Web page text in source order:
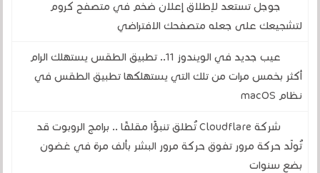
جوجل تستعد لإطلاق إعلان ضخم في متصفح كروم
لتشجيعك على جعله متصفحك الافتراضي
عيب جديد في الويندوز 11.. تطبيق الطقس يستهلك الرام
أكثر بخمس مرات من تلك التي يستهلكها تطبيق الطقس في
نظام macOS
شركة Cloudflare تُطلق تنبؤًا مقلقًا .. برامج الروبوت قد
تُولّد حركة مرور تفوق حركة مرور البشر بألف مرة في غضون
بضع سنوات